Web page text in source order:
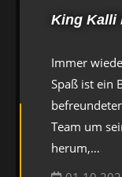
King Kalli
Immer
Spaß ist ein
Team um
herum,…